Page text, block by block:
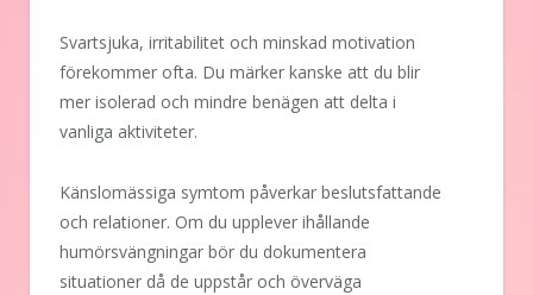
Svartsjuka, irritabilitet och minskad motivation
förekommer ofta. Du märker kanske att du blir
mer isolerad och mindre benägen att delta i
vanliga aktiviteter.
Känslomässiga symtom påverkar beslutsfattande
och relationer. Om du upplever ihållande
humörsvängningar bör du dokumentera
situationer då de uppstår och överväga